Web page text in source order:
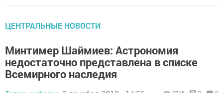
ЦЕНТРАЛЬНЫЕ НОВОСТИ
Минтимер Шаймиев: Астрономия
недостаточно представлена в списке
Всемирного наследия